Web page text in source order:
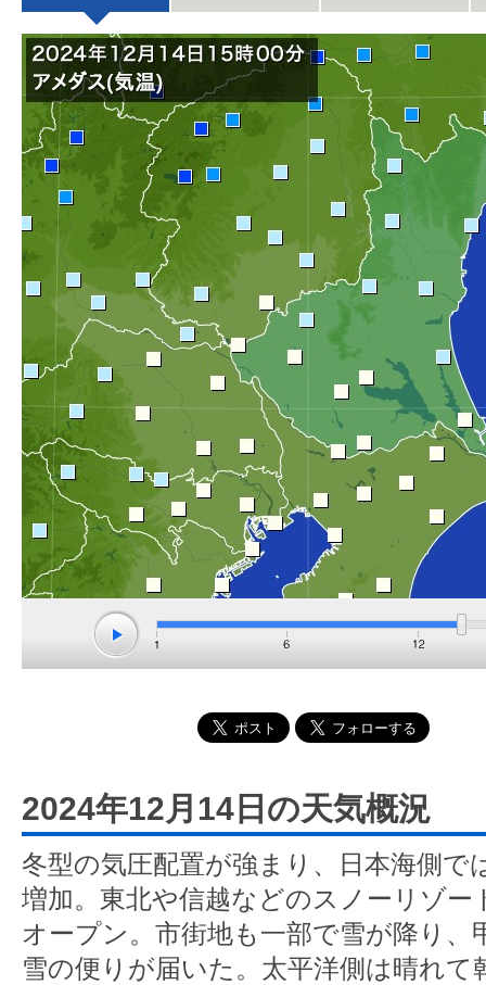
2024年12月14日の天気概況
冬型の気圧配置が強まり、日本海側で
増加。東北や信越などのスノーリゾ
オープン。市街地も一部で雪が降り、
雪の便りが届いた。太平洋側は晴れて